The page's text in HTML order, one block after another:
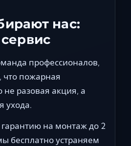
нас:
профессионалов,
пожарная
не разовая акция, а
ухода.
на монтаж до 2
бесплатно устраняем